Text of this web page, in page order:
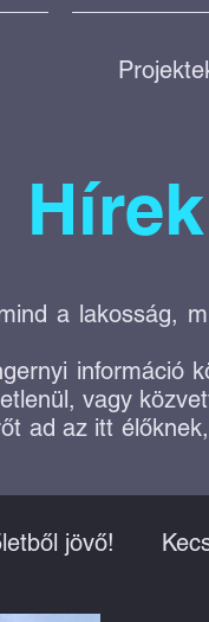
a lakosság,
információ
vagy
ad az itt
jövő!